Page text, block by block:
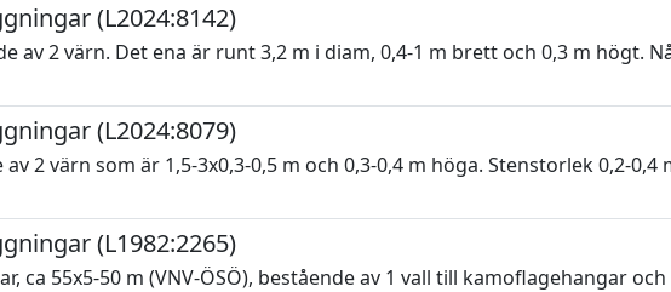
(L2024:8142)
av 2 värn. Det ena är runt 3,2 m i diam, 0,4-1 m brett och 0,3 m högt.
(L2024:8079)
2 värn som är 1,5-3x0,3-0,5 m och 0,3-0,4 m höga. Stenstorlek 0,2-
(L1982:2265)
ca 55x5-50 m (VNV-ÖSÖ), bestående av 1 vall till kamoflagehangar